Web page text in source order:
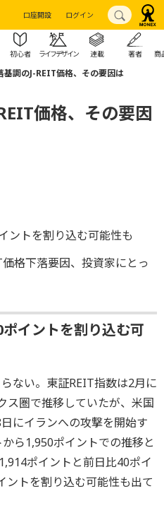
口座開設 ログイン
初心者 ライフデザイン 連載 著者 商
基調のJ-REIT価格、その要因は
価格、その要因
ントを割り込む可能性も
格下落要因、投資家にとっ
イントを割り込む可
ない。東証REIT指数は2月に
ス圏で推移していたが、米国
にイランへの攻撃を開始す
ら1,950ポイントでの推移と
ポイントと前日比40ポイ
ントを割り込む可能性も出て